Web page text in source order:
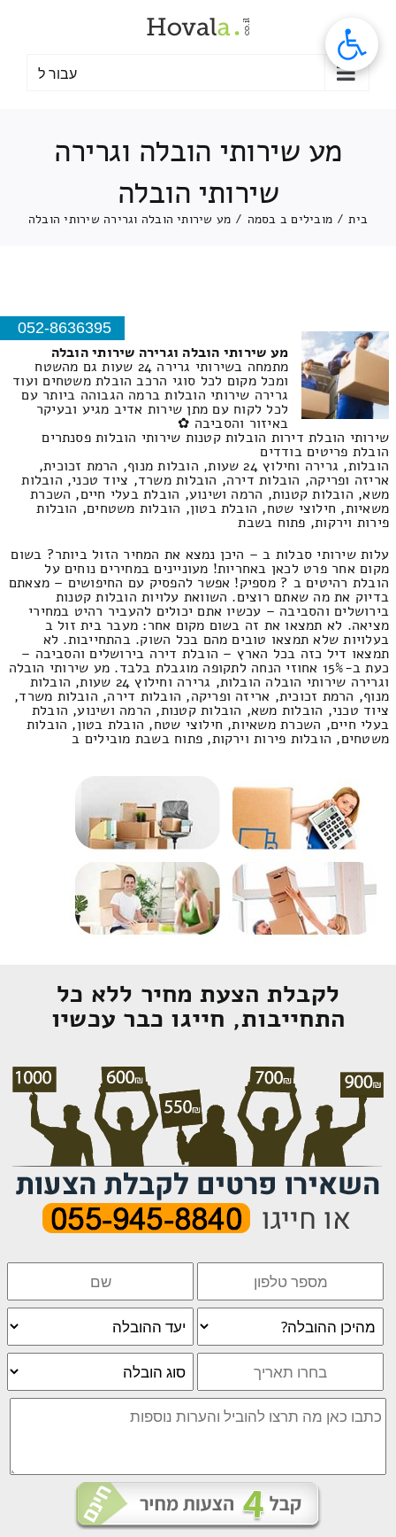
עבור ל
מע שירותי הובלה וגרירה
שירותי הובלה
בית / מובילים ב בסמה / מע שירותי הובלה וגרירה שירותי הובלה
052-8636395
מע שירותי הובלה וגרירה שירותי הובלה
מתמחה בשירותי גרירה 24 שעות גם מהשטח
ומכל מקום לכל סוגי הרכב הובלת משטחים ועוד
גרירה שירותי הובלות ברמה הגבוהה ביותר עם
לכל לקוח עם מתן שירות אדיב מגיע ובעיקר
באיזור והסביבה ✿
שירותי הובלת דירות הובלות קטנות שירותי הובלות פסנתרים
הובלת פריטים בודדים
הובלות, גרירה וחילוץ 24 שעות, הובלות מנוף, הרמת זכוכית,
אריזה ופריקה, הובלות דירה, הובלות משרד, ציוד טכני, הובלות
משא, הובלות קטנות, הרמה ושינוע, הובלת בעלי חיים, השכרת
משאיות, חילוצי שטח, הובלת בטון, הובלות משטחים, הובלות
פירות וירקות, פתוח בשבת
עלות שירותי סבלות ב – היכן נמצא את המחיר הזול ביותר? בשום
מקום אחר פרט לכאן באחריות! מעוניינים במחירים נוחים על
הובלת רהיטים ב ? מספיק! אפשר להפסיק עם החיפושים – מצאתם
בדיוק את מה שאתם רוצים. השוואת עלויות הובלות קטנות
בירושלים והסביבה – עכשיו אתם יכולים להעביר רהיט במחירי
מציאה. לא תמצאו את זה בשום מקום אחר: מעבר בית זול ב
בעלויות שלא תמצאו טובים מהם בכל השוק. בהתחייבות. לא
תמצאו דיל כזה בכל הארץ – הובלת דירה בירושלים והסביבה –
כעת ב-15% אחוזי הנחה לתקופה מוגבלת בלבד. מע שירותי הובלה
וגרירה שירותי הובלה הובלות, גרירה וחילוץ 24 שעות, הובלות
מנוף, הרמת זכוכית, אריזה ופריקה, הובלות דירה, הובלות משרד,
ציוד טכני, הובלות משא, הובלות קטנות, הרמה ושינוע, הובלת
בעלי חיים, השכרת משאיות, חילוצי שטח, הובלת בטון, הובלות
משטחים, הובלות פירות וירקות, פתוח בשבת מובילים ב
לקבלת הצעת מחיר ללא כל
התחייבות, חייגו כבר עכשיו